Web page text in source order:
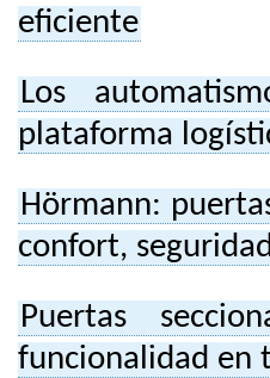
eficiente
Los
plataforma
Hörmann:
confort,
Puertas
funcionalidad en